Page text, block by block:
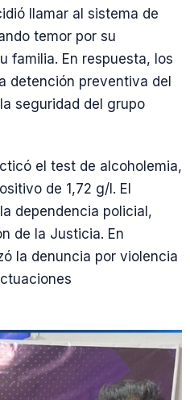
llamar al sistema de
temor por su
familia. En respuesta, los
detención preventiva del
seguridad del grupo
el test de alcoholemia,
de 1,72 g/l. El
dependencia policial,
de la Justicia. En
la denuncia por violencia